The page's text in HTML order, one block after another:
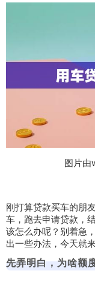
图片
刚打算贷款买车的朋
车，跑去申请贷款，
该怎么办呢？别着急
出一些办法，今天就
先弄明白，为啥额